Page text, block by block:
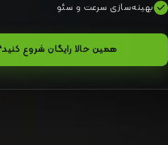
بهینه‌سازی سرعت و سئو
همین حالا رایگان شروع کنید